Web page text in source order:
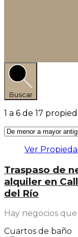
Buscar
1 a 6 de 17
Ver
Traspaso de
alquiler en
del Río
Hay negocios
Cuartos de baño